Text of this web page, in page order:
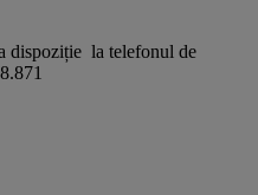
dispoziție la telefonul de